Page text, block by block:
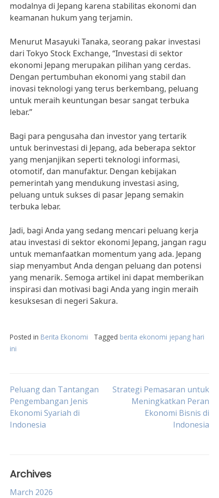
modalnya di Jepang karena stabilitas ekonomi dan
keamanan hukum yang terjamin.
Menurut Masayuki Tanaka, seorang pakar investasi
dari Tokyo Stock Exchange, “Investasi di sektor
ekonomi Jepang merupakan pilihan yang cerdas.
Dengan pertumbuhan ekonomi yang stabil dan
inovasi teknologi yang terus berkembang, peluang
untuk meraih keuntungan besar sangat terbuka
lebar.”
Bagi para pengusaha dan investor yang tertarik
untuk berinvestasi di Jepang, ada beberapa sektor
yang menjanjikan seperti teknologi informasi,
otomotif, dan manufaktur. Dengan kebijakan
pemerintah yang mendukung investasi asing,
peluang untuk sukses di pasar Jepang semakin
terbuka lebar.
Jadi, bagi Anda yang sedang mencari peluang kerja
atau investasi di sektor ekonomi Jepang, jangan ragu
untuk memanfaatkan momentum yang ada. Jepang
siap menyambut Anda dengan peluang dan potensi
yang menarik. Semoga artikel ini dapat memberikan
inspirasi dan motivasi bagi Anda yang ingin meraih
kesuksesan di negeri Sakura.
Posted in Berita Ekonomi Tagged berita ekonomi jepang hari
ini
Post
navigation
Peluang dan Tantangan
Pengembangan Jenis
Ekonomi Syariah di
Indonesia
Strategi Pemasaran untuk
Meningkatkan Peran
Ekonomi Bisnis di
Indonesia
Archives
March 2026